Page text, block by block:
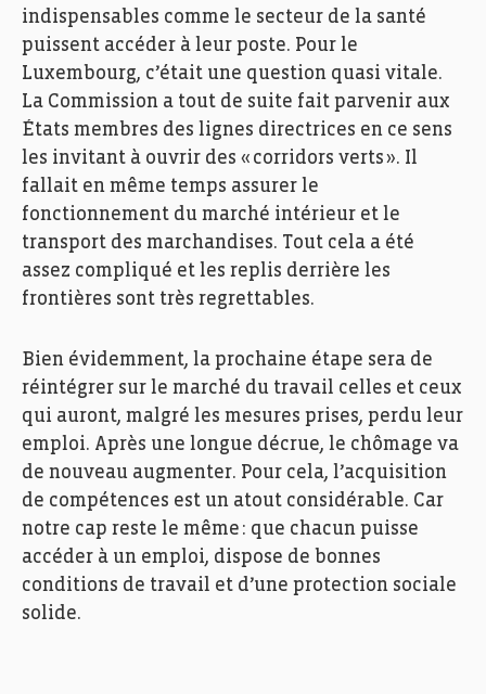
indispensables comme le secteur de la santé
puissent accéder à leur poste. Pour le
Luxembourg, c’était une question quasi vitale.
La Commission a tout de suite fait parvenir aux
États membres des lignes directrices en ce sens
les invitant à ouvrir des « corridors verts ». Il
fallait en même temps assurer le
fonctionnement du marché intérieur et le
transport des marchandises. Tout cela a été
assez compliqué et les replis derrière les
frontières sont très regrettables.
Bien évidemment, la prochaine étape sera de
réintégrer sur le marché du travail celles et ceux
qui auront, malgré les mesures prises, perdu leur
emploi. Après une longue décrue, le chômage va
de nouveau augmenter. Pour cela, l’acquisition
de compétences est un atout considérable. Car
notre cap reste le même : que chacun puisse
accéder à un emploi, dispose de bonnes
conditions de travail et d’une protection sociale
solide.